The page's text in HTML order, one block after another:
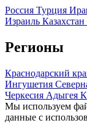
Россия Турция
Израиль Казахстан
Регионы
Краснодарский
Ингушетия
Черкесия Адыгея
Мы используем
данные с